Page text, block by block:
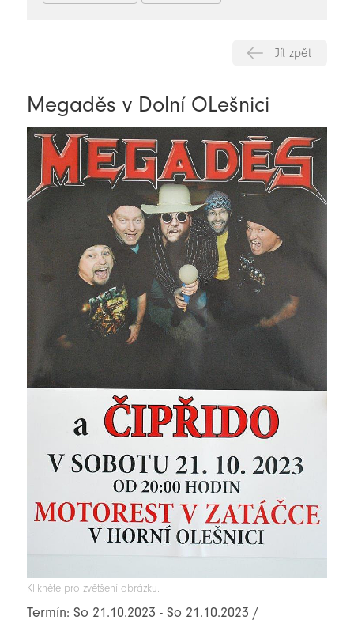
Jít zpět
Megaděs v Dolní OLešnici
Klikněte pro zvětšení obrázku.
Termín: So 21.10.2023 - So 21.10.2023 /